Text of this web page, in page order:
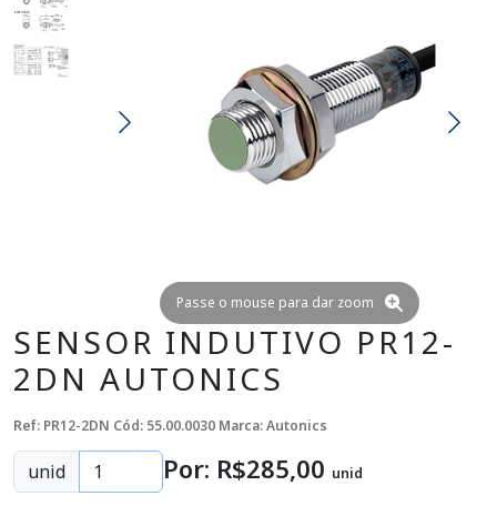
Passe o mouse para dar zoom
SENSOR INDUTIVO PR12-
2DN AUTONICS
Ref: PR12-2DN Cód: 55.00.0030 Marca: Autonics
unid Por: R$285,00 unid